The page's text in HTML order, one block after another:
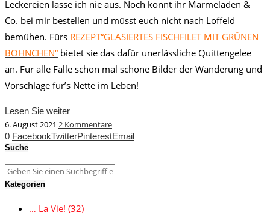
Leckereien lasse ich nie aus. Noch könnt ihr Marmeladen &
Co. bei mir bestellen und müsst euch nicht nach Loffeld
bemühen. Fürs REZEPT“GLASIERTES FISCHFILET MIT GRÜNEN
BÖHNCHEN“ bietet sie das dafür unerlässliche Quittengelee
an. Für alle Fälle schon mal schöne Bilder der Wanderung und
Vorschläge für’s Nette im Leben!
Lesen Sie weiter
6. August 2021 2 Kommentare
0 FacebookTwitterPinterestEmail
Suche
Kategorien
… La Vie! (32)